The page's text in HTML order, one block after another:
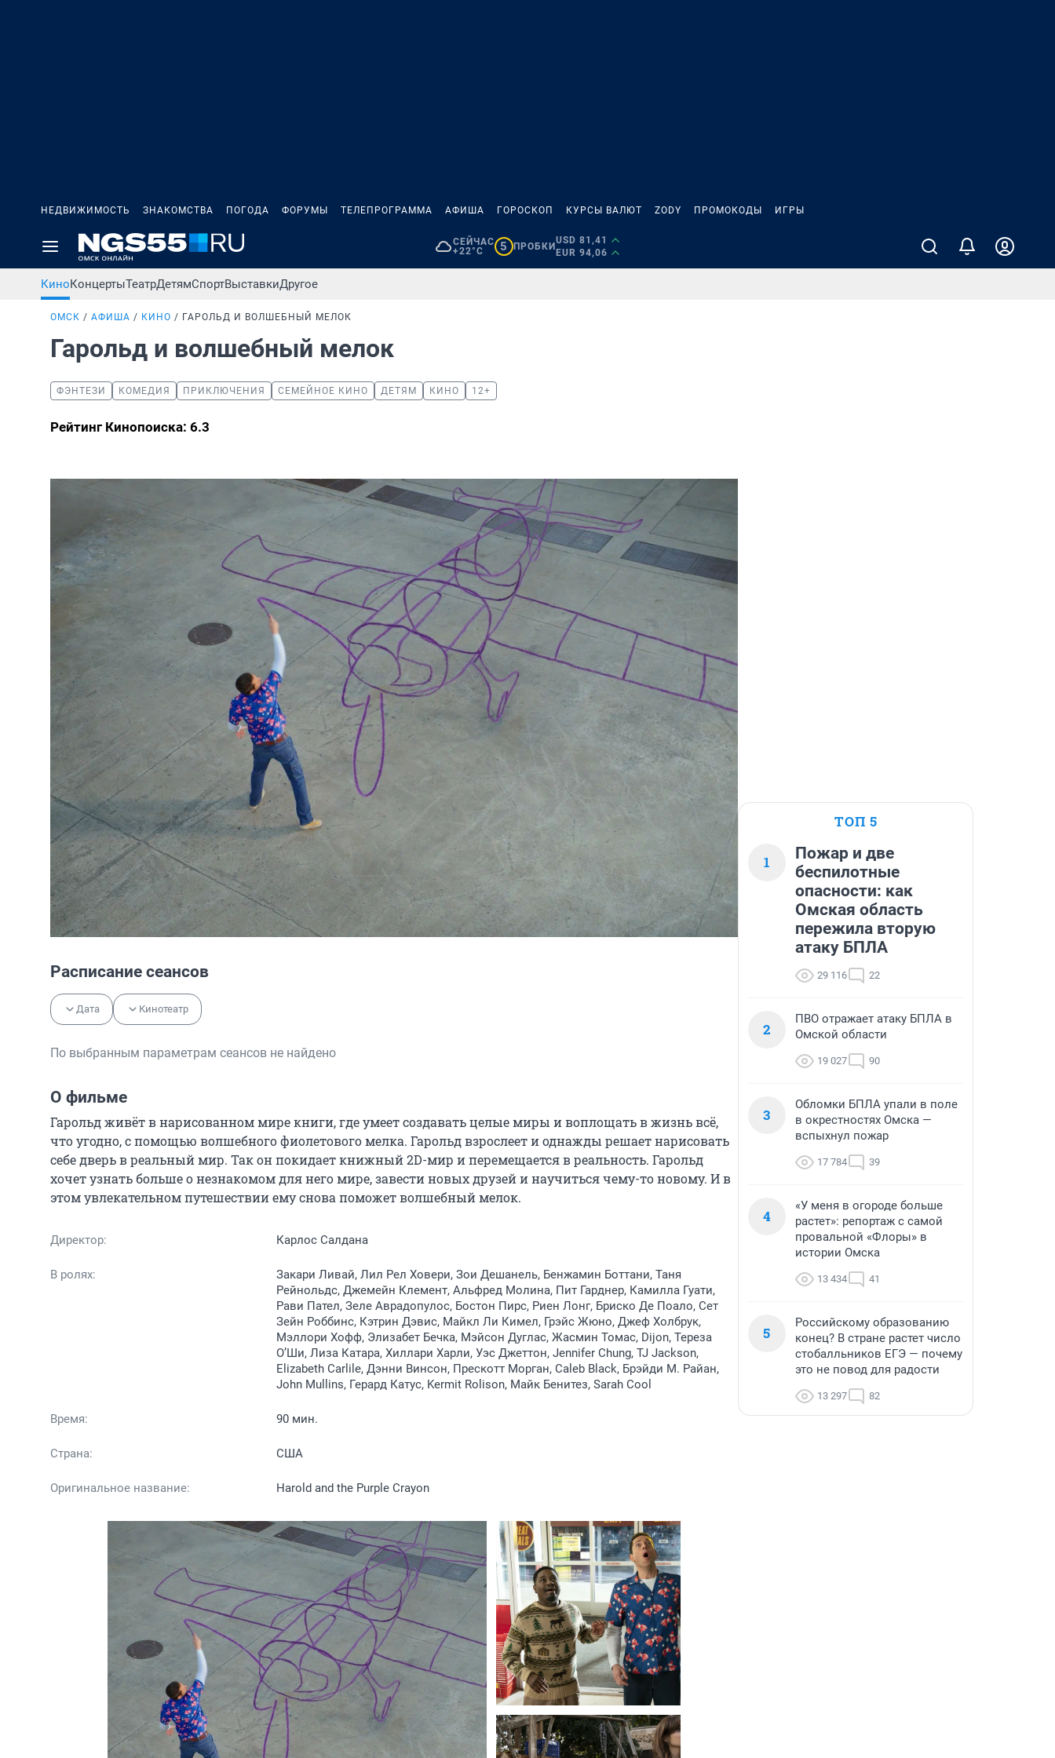
НЕДВИЖИМОСТЬ ЗНАКОМСТВА ПОГОДА ФОРУМЫ ТЕЛЕПРОГРАММА АФИША ГОРОСКОП КУРСЫ ВАЛЮТ ZODY ПРОМОКОДЫ ИГРЫ
СЕЙЧАС
+22°C
5 ПРОБКИ
USD 81,41
EUR 94,06
КиноКонцертыТеатрДетямСпортВыставкиДругое
ОМСК АФИША КИНО ГАРОЛЬД И ВОЛШЕБНЫЙ МЕЛОК
Гарольд и волшебный мелок
ФЭНТЕЗИ КОМЕДИЯ ПРИКЛЮЧЕНИЯ СЕМЕЙНОЕ КИНО ДЕТЯМ КИНО 12+
Рейтинг Кинопоиска: 6.3
Расписание сеансов
Дата Кинотеатр
По выбранным параметрам сеансов не найдено
О фильме
Гарольд живёт в нарисованном мире книги, где умеет создавать целые миры и воплощать в жизнь всё,
что угодно, с помощью волшебного фиолетового мелка. Гарольд взрослеет и однажды решает нарисовать
себе дверь в реальный мир. Так он покидает книжный 2D-мир и перемещается в реальность. Гарольд
хочет узнать больше о незнакомом для него мире, завести новых друзей и научиться чему-то новому. И в
этом увлекательном путешествии ему снова поможет волшебный мелок.
Директор: Карлос Салдана
В ролях:
Закари Ливай, Лил Рел Ховери, Зои Дешанель, Бенжамин Боттани, Таня
Рейнольдс, Джемейн Клемент, Альфред Молина, Пит Гарднер, Камилла Гуати,
Рави Пател, Зеле Аврадопулос, Бостон Пирс, Риен Лонг, Бриско Де Поало, Сет
Зейн Роббинс, Кэтрин Дэвис, Майкл Ли Кимел, Грэйс Жюно, Джеф Холбрук,
Мэллори Хофф, Элизабет Бечка, Мэйсон Дуглас, Жасмин Томас, Dijon, Тереза
О’Ши, Лиза Катара, Хиллари Харли, Уэс Джеттон, Jennifer Chung, TJ Jackson,
Elizabeth Carlile, Дэнни Винсон, Прескотт Морган, Caleb Black, Брэйди М. Райан,
John Mullins, Герард Катус, Kermit Rolison, Майк Бенитез, Sarah Cool
Время: 90 мин.
Страна: США
Оригинальное название: Harold and the Purple Crayon
ТОП 5
1
Пожар и две
беспилотные
опасности: как
Омская область
пережила вторую
атаку БПЛА
29 116 22
2
ПВО отражает атаку БПЛА в
Омской области
19 027 90
3
Обломки БПЛА упали в поле
в окрестностях Омска —
вспыхнул пожар
17 784 39
4
«У меня в огороде больше
растет»: репортаж с самой
провальной «Флоры» в
истории Омска
13 434 41
5
Российскому образованию
конец? В стране растет число
стобалльников ЕГЭ — почему
это не повод для радости
13 297 82